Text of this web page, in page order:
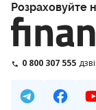
Розраховуйте
0 800 307 555